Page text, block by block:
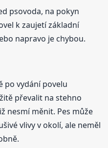
psovoda, na pokyn
k zaujetí základní
napravo je chybou.
po vydání povelu
převalit na stehno
nesmí měnit. Pes může
vlivy v okolí, ale neměl